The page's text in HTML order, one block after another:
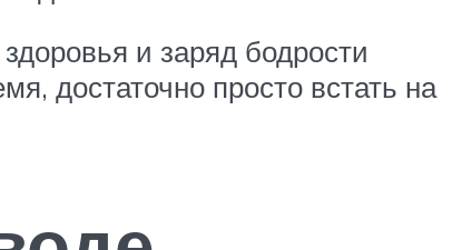
и заряд бодрости
достаточно просто встать на